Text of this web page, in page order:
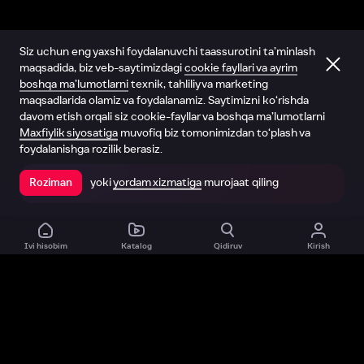
Ilovada ochish
Ivi hisobim Katalog Qidiruv Kirish
Siz uchun eng yaxshi foydalanuvchi taassurotini ta’minlash
maqsadida, biz veb-saytimizdagicookie fayllari va ayrim
boshqa ma’lumotlarnitexnik, tahliliy va marketing
maqsadlarida olamiz va foydalanamiz. Saytimizni ko‘rishda
davom etish orqali siz cookie-fayllar va boshqa ma’lumotlarni
Maxfiylik siyosatiga muvofiq biz tomonimizdan to‘plash va
foydalanishga rozilik berasiz.
Roziman yokiyordam xizmatiga murojaat qiling